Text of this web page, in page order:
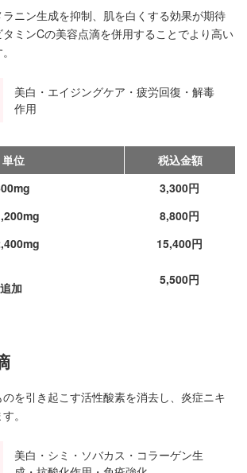
ニン生成を抑制、肌を白くする効果が期待
ミンCの美容点滴を併用することでより高い
美白・エイジングケア・疲労回復・解毒
作用
単位 税込金額
3,300円
8,800円
15,400円
加
5,500円
を引き起こす活性酸素を消去し、炎症ニキ
。
美白・シミ・ソバカス・コラーゲン生